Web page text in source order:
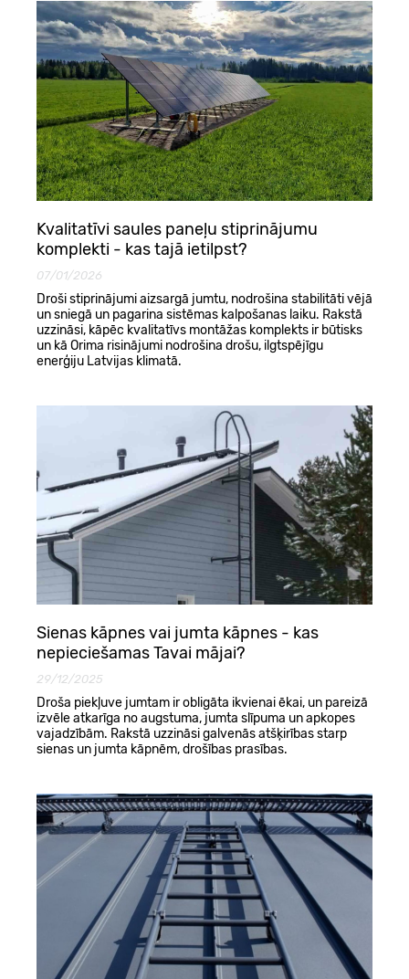
Kvalitatīvi saules paneļu stiprinājumu
komplekti - kas tajā ietilpst?
07/01/2026
Droši stiprinājumi aizsargā jumtu, nodrošina stabilitāti vējā
un sniegā un pagarina sistēmas kalpošanas laiku. Rakstā
uzzināsi, kāpēc kvalitatīvs montāžas komplekts ir būtisks
un kā Orima risinājumi nodrošina drošu, ilgtspējīgu
enerģiju Latvijas klimatā.
Sienas kāpnes vai jumta kāpnes - kas
nepieciešamas Tavai mājai?
29/12/2025
Droša piekļuve jumtam ir obligāta ikvienai ēkai, un pareizā
izvēle atkarīga no augstuma, jumta slīpuma un apkopes
vajadzībām. Rakstā uzzināsi galvenās atšķirības starp
sienas un jumta kāpnēm, drošības prasības.